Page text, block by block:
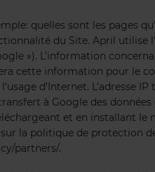
quelles sont les pages
du Site. April utilise
»). L’information
cette information pour le
d’Internet. L’adresse IP
à Google des données
et en installant le
la politique de protection
partners/.